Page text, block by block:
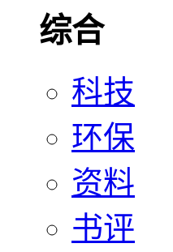
综合
科技
环保
资料
书评